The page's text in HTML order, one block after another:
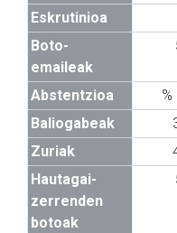
Eskrutinioa
Boto-
emaileak
Abstentzioa
Baliogabeak
Zuriak
Hautagai-
zerrenden
botoak